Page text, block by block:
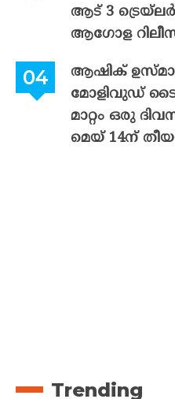
ആട് 3
ആഗോള റിലീസ്
ആഷിക്
മോളിവുഡ്
മാറ്റം ഒരു
മെയ് 14ന്
Trending